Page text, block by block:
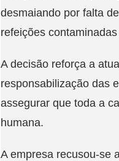
desmaiando por falta
refeições
A decisão reforça a
responsabilização das
assegurar que toda a
humana.
A empresa recusou-se